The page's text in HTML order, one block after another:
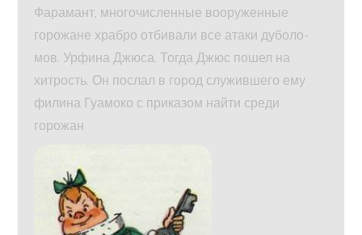
Фарамант, многочисленные вооруженные
горожане храбро отбивали все атаки дуболо-
мов. Урфина Джюса. Тогда Джюс пошел на
хитрость. Он послал в город служившего ему
филина Гуамоко с приказом найти среди
горожан